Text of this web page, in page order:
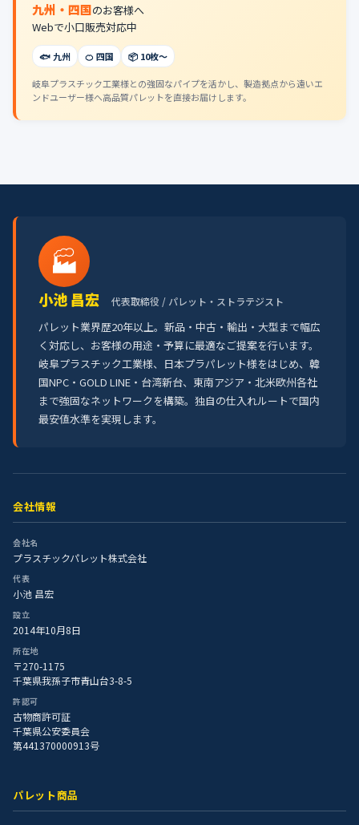
九州・四国のお客様へ
Webで小口販売対応中
🐟 九州 🍊 四国 📦 10枚〜
岐阜プラスチック工業様との強固なパイプを活かし、製造拠点から遠いエ
ンドユーザー様へ高品質パレットを直接お届けします。
🏭
小池 昌宏 代表取締役 / パレット・ストラテジスト
パレット業界歴20年以上。新品・中古・輸出・大型まで幅広
く対応し、お客様の用途・予算に最適なご提案を行います。
岐阜プラスチック工業様、日本プラパレット様をはじめ、韓
国NPC・GOLD LINE・台湾新台、東南アジア・北米欧州各社
まで強固なネットワークを構築。独自の仕入れルートで国内
最安値水準を実現します。
会社情報
会社名
プラスチックパレット株式会社
代表
小池 昌宏
設立
2014年10月8日
所在地
〒270-1175
千葉県我孫子市青山台3-8-5
許認可
古物商許可証
千葉県公安委員会
第441370000913号
パレット商品